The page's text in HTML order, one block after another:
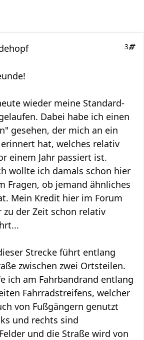
3
wieder meine Standard-
Dabei habe ich einen
gesehen, der mich an ein
hat, welches relativ
einem Jahr passiert ist.
wollte ich damals schon hier
Fragen, ob jemand ähnliches
Mein Kredit hier im Forum
zu der Zeit schon relativ
Strecke führt entlang
zwischen zwei Ortsteilen.
ich am Fahrbandrand entlang
Fahrradstreifens, welcher
von Fußgängern genutzt
und rechts sind
und die Straße wird von